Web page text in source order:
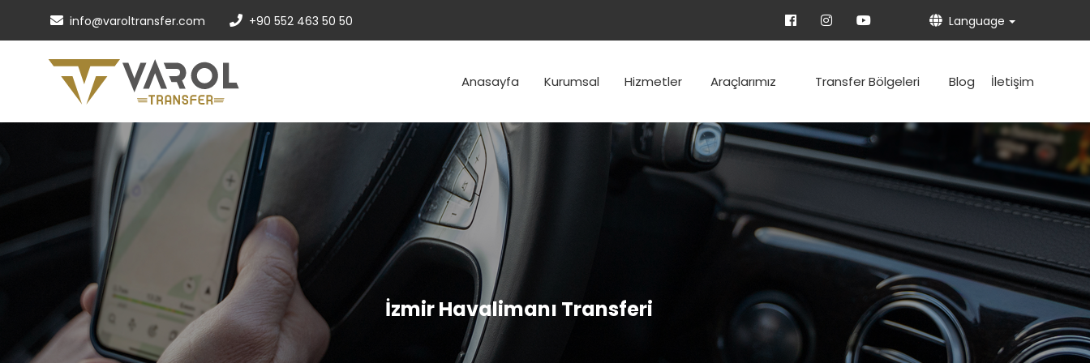
info@varoltransfer.com +90 552 463 50 50 Language
Anasayfa Kurumsal Hizmetler Araçlarımız Transfer Bölgeleri Blog İletişim
İzmir Havalimanı Transferi